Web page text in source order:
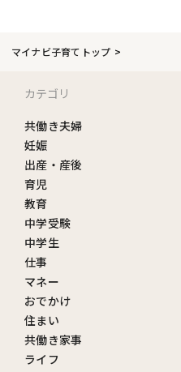
マイナビ子育てトップ
カテゴリ
共働き夫婦
妊娠
出産・産後
育児
教育
中学受験
中学生
仕事
マネー
おでかけ
住まい
共働き家事
ライフ